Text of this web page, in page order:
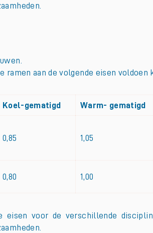
aan de volgende eisen
Koel-gematigd Warm- gematigd
0,85 1,05
0,80 1,00
voor de verschillende